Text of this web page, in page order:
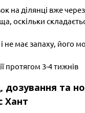
на ділянці вже
оскільки
не має запаху, його
протягом 3-4 тижнів
дозування та
Хант